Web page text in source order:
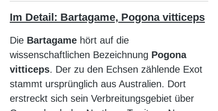
Im Detail: Bartagame, Pogona vitticeps
Die Bartagame hört auf die
wissenschaftlichen Bezeichnung Pogona
vitticeps. Der zu den Echsen zählende Exot
stammt ursprünglich aus Australien. Dort
erstreckt sich sein Verbreitungsgebiet über